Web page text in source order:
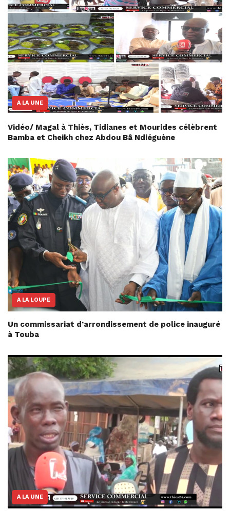
A LA UNE
Vidéo/ Magal à Thiès, Tidianes et Mourides célèbrent
Bamba et Cheikh chez Abdou Bâ Ndiéguène
A LA LOUPE
Un commissariat d’arrondissement de police inauguré
à Touba
A LA UNE